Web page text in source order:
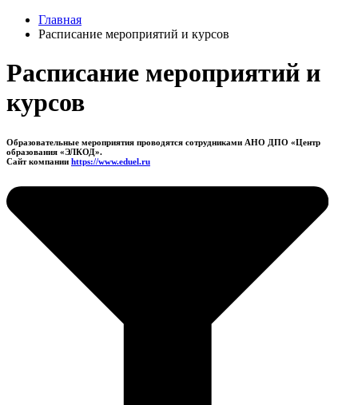
Главная
Расписание мероприятий и курсов
Расписание мероприятий и
курсов
Образовательные мероприятия проводятся сотрудниками АНО ДПО «Центр
образования «ЭЛКОД».
Сайт компании https://www.eduel.ru